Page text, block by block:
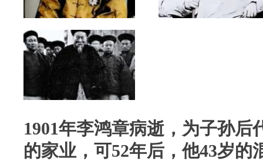
1901年李鸿章病逝，为子孙后
的家业，可52年后，他43岁的